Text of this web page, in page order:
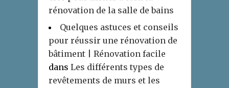
rénovation de la salle de bains
Quelques astuces et conseils
pour réussir une rénovation de
bâtiment | Rénovation facile
dans Les différents types de
revêtements de murs et les